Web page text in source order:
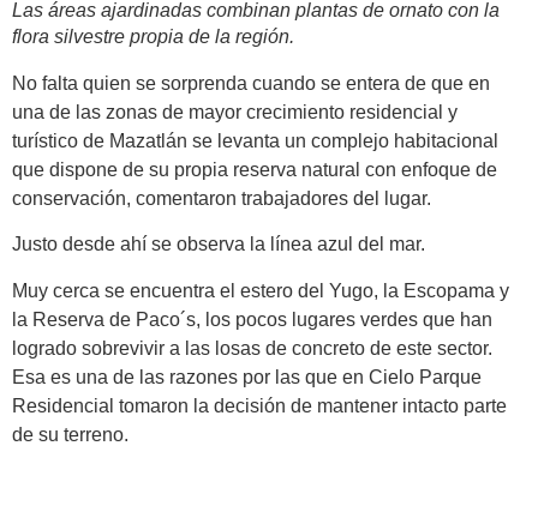
Las áreas ajardinadas combinan plantas de ornato con la
flora silvestre propia de la región.
No falta quien se sorprenda cuando se entera de que en
una de las zonas de mayor crecimiento residencial y
turístico de Mazatlán se levanta un complejo habitacional
que dispone de su propia reserva natural con enfoque de
conservación, comentaron trabajadores del lugar.
Justo desde ahí se observa la línea azul del mar.
Muy cerca se encuentra el estero del Yugo, la Escopama y
la Reserva de Paco´s, los pocos lugares verdes que han
logrado sobrevivir a las losas de concreto de este sector.
Esa es una de las razones por las que en Cielo Parque
Residencial tomaron la decisión de mantener intacto parte
de su terreno.